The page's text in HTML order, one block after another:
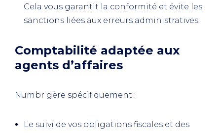
Cela vous garantit la conformité et évite les
sanctions liées aux erreurs administratives.
Comptabilité adaptée aux
agents d’affaires
Numbr gère spécifiquement :
Le suivi de vos obligations fiscales et des